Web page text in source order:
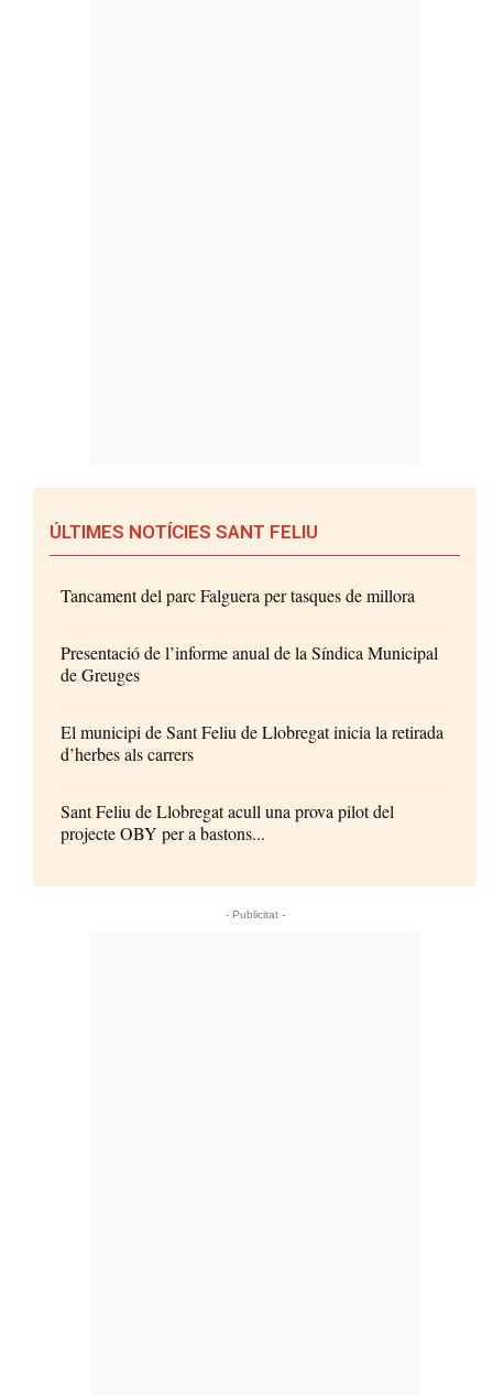
ÚLTIMES NOTÍCIES SANT FELIU
Tancament del parc Falguera per tasques de millora
Presentació de l’informe anual de la Síndica Municipal
de Greuges
El municipi de Sant Feliu de Llobregat inicia la retirada
d’herbes als carrers
Sant Feliu de Llobregat acull una prova pilot del
projecte OBY per a bastons...
- Publicitat -